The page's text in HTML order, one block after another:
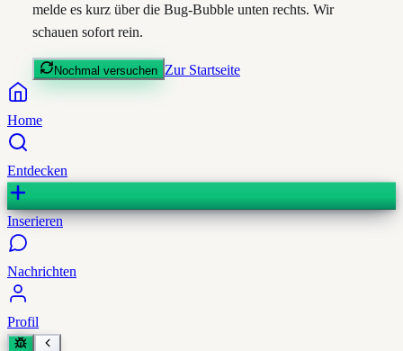
melde es kurz über die Bug-Bubble unten rechts. Wir
schauen sofort rein.
Nochmal versuchen Zur Startseite
Home
Entdecken
Inserieren
Nachrichten
Profil